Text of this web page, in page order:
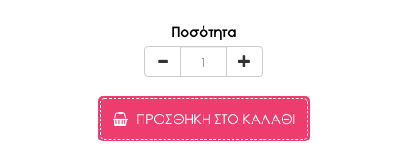
Ποσότητα
ΠΡΟΣΘΉΚΗ ΣΤΟ ΚΑΛΆΘΙ